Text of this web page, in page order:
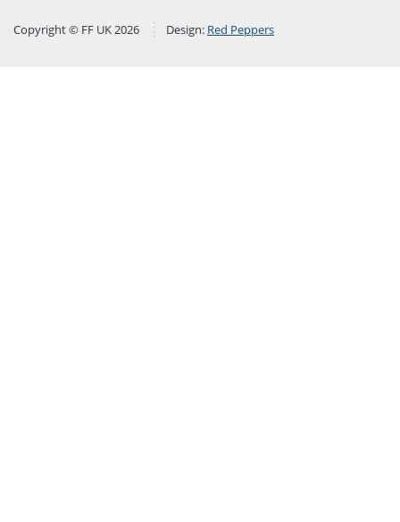
Copyright © FF UK 2026 Design: Red Peppers